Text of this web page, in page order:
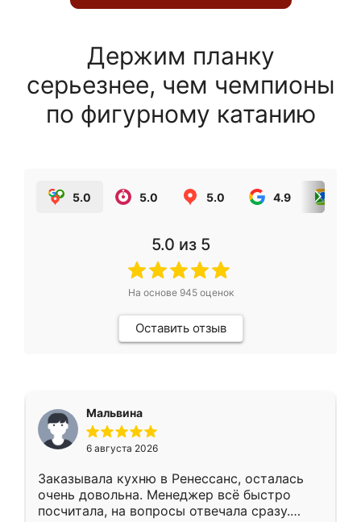
Держим планку
серьезнее, чем чемпионы
по фигурному катанию
5.0 5.0 5.0 4.9
5.0 из 5
На основе 945оценок
Оставить отзыв
Мальвина
6 августа 2026
Заказывала кухню в Ренессанс, осталась
очень довольна. Менеджер всё быстро
посчитала, на вопросы отвечала сразу.